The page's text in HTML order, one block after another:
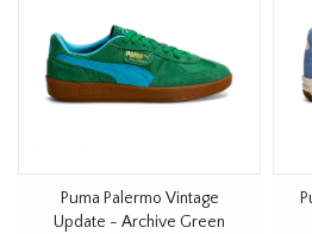
Puma Palermo Vintage
Update - Archive Green